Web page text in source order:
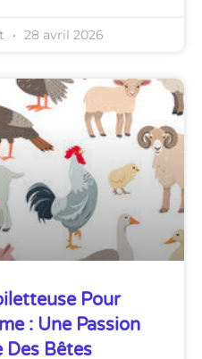
28 avril 2026
Pour
: Une Passion
Des Bêtes